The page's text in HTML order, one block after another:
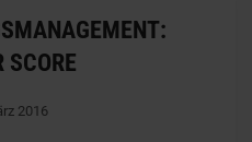
SCORE
2016